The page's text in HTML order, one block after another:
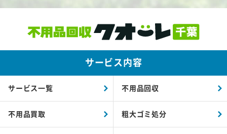
サービス内容
サービス一覧 不用品回収
不用品買取 粗大ゴミ処分